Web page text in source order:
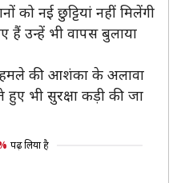
को नई छुट्टियां नहीं मिलेंगी
हैं उन्हें भी वापस बुलाया
की आशंका के अलावा
भी सुरक्षा कड़ी की जा
पढ़ लिया है